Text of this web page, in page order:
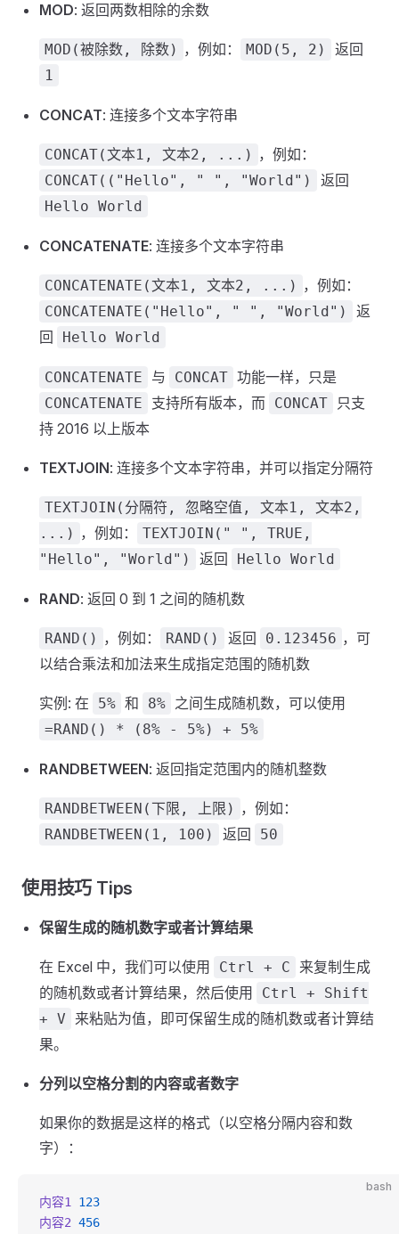
MOD: 返回两数相除的余数
MOD(被除数, 除数) ，例如： MOD(5, 2) 返回
1
CONCAT: 连接多个文本字符串
CONCAT(文本1, 文本2, ...) ，例如：
CONCAT(("Hello", " ", "World") 返回
Hello World
CONCATENATE: 连接多个文本字符串
CONCATENATE(文本1, 文本2, ...) ，例如：
CONCATENATE("Hello", " ", "World")
返
回
Hello World
CONCATENATE 与 CONCAT 功能一样，只是
CONCATENATE 支持所有版本，而 CONCAT
只支
持 2016 以上版本
TEXTJOIN: 连接多个文本字符串，并可以指定分隔符
TEXTJOIN(分隔符, 忽略空值, 文本1, 文本2,
...) ，例如：
TEXTJOIN(" ", TRUE,
"Hello", "World")
返回 Hello World
RAND: 返回 0 到 1 之间的随机数
RAND() ，例如： RAND() 返回 0.123456 ，可
以结合乘法和加法来生成指定范围的随机数
实例: 在 5% 和 8% 之间生成随机数，可以使用
=RAND() * (8% - 5%) + 5%
RANDBETWEEN: 返回指定范围内的随机整数
RANDBETWEEN(下限, 上限) ，例如：
RANDBETWEEN(1, 100) 返回 50
使用技巧 Tips
保留生成的随机数字或者计算结果
在 Excel 中，我们可以使用 Ctrl + C
来复制生成
的随机数或者计算结果，然后使用
Ctrl + Shift
+ V
来粘贴为值，即可保留生成的随机数或者计算结
果。
分列以空格分割的内容或者数字
如果你的数据是这样的格式（以空格分隔内容和数
字）：
bash
内容1
123
内容2 456